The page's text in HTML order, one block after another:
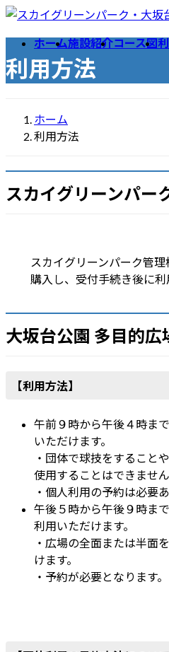
コ
ン
ツ
ナ
ー
シ
ホーム施設紹介コース図
利用方法
ホーム
利用方法
スカイグリーンパ
スカイグリーンパーク管
購入し、受付手続き後に利
大坂台公園 多目的広
【利用方法】
午前９時から午後４時ま
いただけます。
・団体で球技をすること
使用することはできません
・個人利用の予約は必要
午後５時から午後９時ま
利用いただけます。
・広場の全面または半面
けます。
・予約が必要となります。